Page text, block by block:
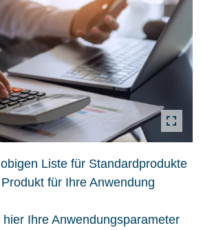
Liste für Standardprodukte
für Ihre Anwendung
Ihre Anwendungsparameter